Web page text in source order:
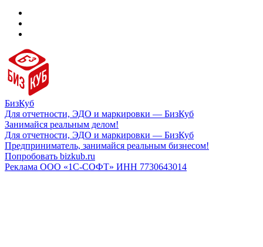
БизКуб
Для отчетности, ЭДО и маркировки — БизКуб
Занимайся реальным делом!
Для отчетности, ЭДО и маркировки — БизКуб
Предприниматель, занимайся реальным бизнесом!
Попробовать bizkub.ru
Реклама ООО «1С-СОФТ» ИНН 7730643014